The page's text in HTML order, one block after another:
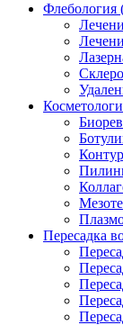
Флебология
Пересадка